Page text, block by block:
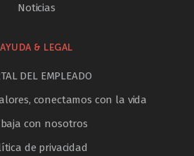
Noticias
AYUDA & LEGAL
DEL EMPLEADO
conectamos con la vida
con nosotros
de privacidad